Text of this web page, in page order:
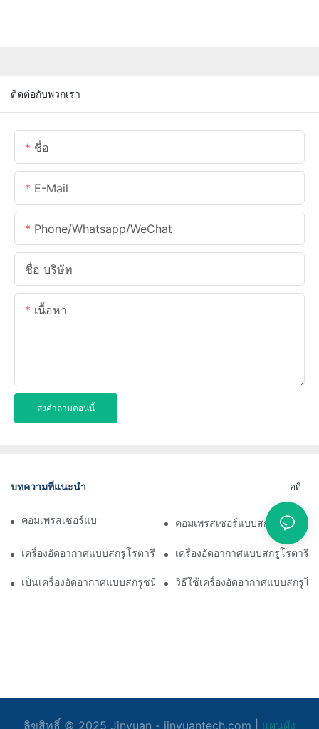
ติดต่อกับพวกเรา
ชื่อ
E-Mail
Phone/Whatsapp/WeChat
ชื่อ บริษัท
เนื้อหา
ส่งคำถามตอนนี้
บทความที่แนะนำ คดี
คอมเพรสเซอร์แบบสกรูทำงานอย่างไรคอมเพรสเซอร์แบบสกรูทำงานอย่
เครื่องอัดอากาศแบบสกรูโรตารีคืออะไรเครื่องอัดอากาศแบบสกรูโรตารีใ
เป็นเครื่องอัดอากาศแบบสกรูชนิดเงียบวิธีใช้เครื่องอัดอากาศแบบสกรูโ
ลิขสิทธิ์ © 2025 Jinyuan - jinyuantech.com | แผนผัง